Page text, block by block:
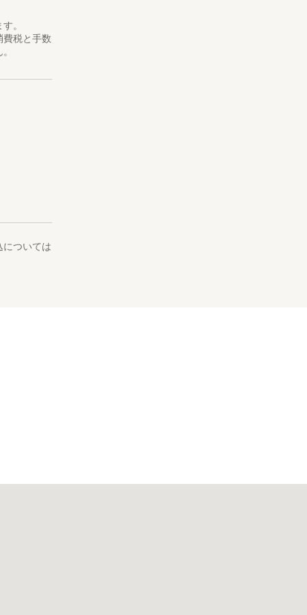
。
税と手数
ついては